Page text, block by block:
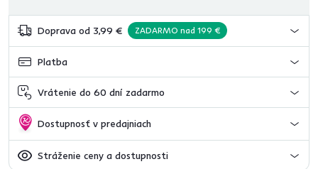
Doprava od 3,99 € ZADARMO nad 199 €
Platba
Vrátenie do 60 dní zadarmo
Dostupnosť v predajniach
Stráženie ceny a dostupnosti